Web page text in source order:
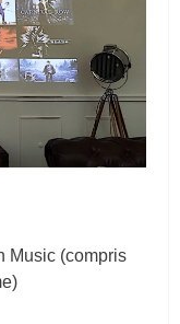
Music (compris